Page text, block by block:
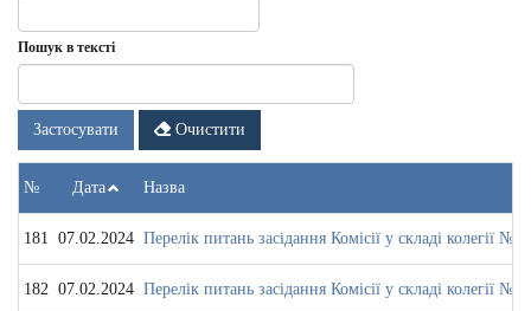
Дата
по
Пошук в тексті
Застосувати Очистити
№ Дата Назва
181 07.02.2024 Перелік питань засідання Комісії у складі колегії № 2
182 07.02.2024 Перелік питань засідання Комісії у складі колегії № 5